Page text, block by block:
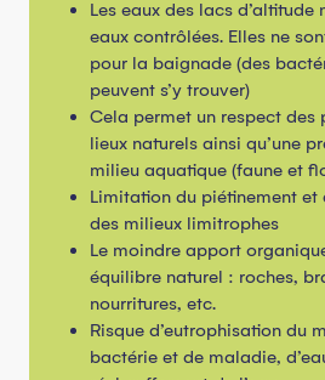
Les eaux des lacs d’altitude
eaux contrôlées. Elles ne
pour la baignade (des
peuvent s’y trouver)
Cela permet un respect des
lieux naturels ainsi qu’une
milieu aquatique (faune et
Limitation du piétinement
des milieux limitrophes
Le moindre apport
équilibre naturel : roches,
nourritures, etc.
Risque d’eutrophisation du
bactérie et de maladie,